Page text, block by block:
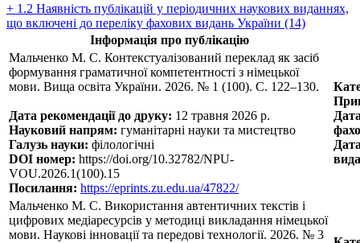
+ 1.2 Наявність публікацій у періодичних наукових виданнях,
що включені до переліку фахових видань України (14)
Інформація про публікацію
Мальченко М. С. Контекстуалізований переклад як засіб
формування граматичної компетентності з німецької
мови. Вища освіта України. 2026. № 1 (100). С. 122–130.
Дата рекомендації до друку: 12 травня 2026 р.
Науковий напрям: гуманітарні науки та мистецтво
Галузь науки: філологічні
DOI номер: https://doi.org/10.32782/NPU-
VOU.2026.1(100).15
Посилання: https://eprints.zu.edu.ua/47822/
Мальченко М. С. Використання автентичних текстів і
цифрових медіаресурсів у методиці викладання німецької
мови. Наукові інновації та передові технології. 2026. № 3